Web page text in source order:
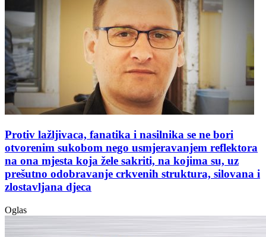
Protiv lažljivaca, fanatika i nasilnika se ne bori
otvorenim sukobom nego usmjeravanjem reflektora
na ona mjesta koja žele sakriti, na kojima su, uz
prešutno odobravanje crkvenih struktura, silovana i
zlostavljana djeca
Oglas